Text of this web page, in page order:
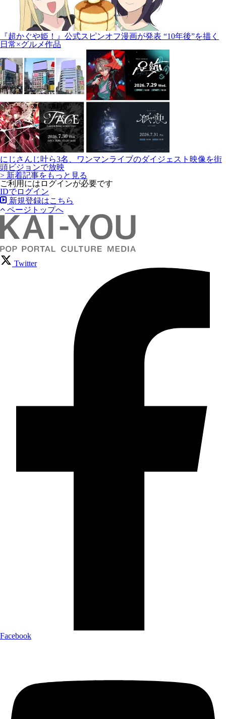
『超かぐや姫！』公式スピンオフ漫画が発表 “10年後”を描く
日常×グルメ作品
にじさんじ叶ら3名、ワンマンライブのダイジェスト映像を街
頭ビジョンで放映
> 新着記事をもっと見る
ご利用にはログインが必要です
IDでログイン
新規登録はこちら
ページトップへ
Twitter
Facebook